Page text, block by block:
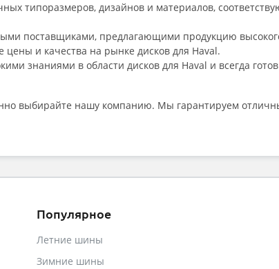
типоразмеров, дизайнов и материалов,
поставщиками, предлагающими продукцию
и качества на рынке дисков для Haval.
знаниями в области дисков для Haval и всегда
выбирайте нашу компанию. Мы гарантируем
Популярное
Летние шины
Зимние шины